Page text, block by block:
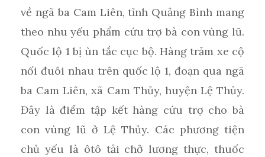
về ngã ba Cam Liên, tỉnh Quảng Bình mang
theo nhu yếu phẩm cứu trợ bà con vùng lũ.
Quốc lộ 1 bị ùn tắc cục bộ. Hàng trăm xe cộ
nối đuôi nhau trên quốc lộ 1, đoạn qua ngã
ba Cam Liên, xã Cam Thủy, huyện Lệ Thủy.
Đây là điểm tập kết hàng cứu trợ cho bà
con vùng lũ ở Lệ Thủy. Các phương tiện
chủ yếu là ôtô tải chở lương thực, thuốc